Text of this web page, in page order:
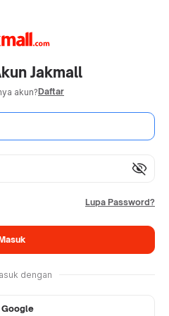
Jakmall
akun?Daftar
visibility_off
Lupa Password?
dengan
Google